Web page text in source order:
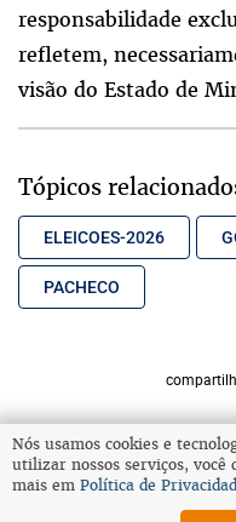
responsabilidade
refletem,
visão do Estado de
Tópicos
ELEICOES-2026
PACHECO
Nós usamos cookies e
utilizar nossos serviços, você
mais em Política de